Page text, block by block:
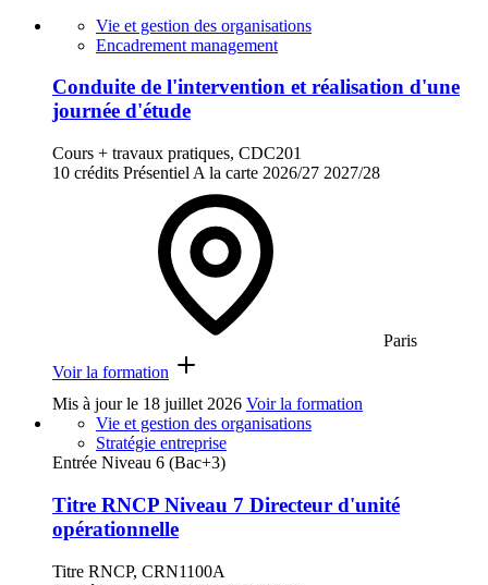
Vie et gestion des organisations
Encadrement management
Conduite de l'intervention et réalisation d'une
journée d'étude
Cours + travaux pratiques, CDC201
10 crédits Présentiel A la carte 2026/27 2027/28
Paris
Voir la formation
Mis à jour le 18 juillet 2026 Voir la formation
Vie et gestion des organisations
Stratégie entreprise
Entrée Niveau 6 (Bac+3)
Titre RNCP Niveau 7 Directeur d'unité
opérationnelle
Titre RNCP, CRN1100A